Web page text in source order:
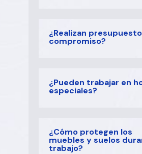
¿Realizan
compromiso?
¿Pueden trabajar en
especiales?
¿Cómo protegen los
muebles y suelos
trabajo?